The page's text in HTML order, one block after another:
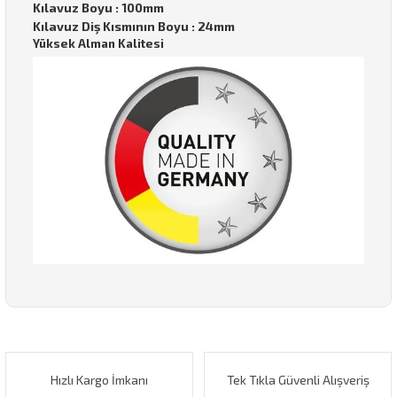
Kılavuz Boyu : 100mm
Kılavuz Diş Kısmının Boyu : 24mm
Yüksek Alman Kalitesi
Görüş ve önerileriniz için teşekkür ederiz.
Hızlı Kargo İmkanı Tek Tıkla Güvenli Alışveriş